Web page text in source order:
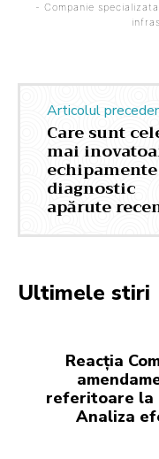
- Companie
Articolul
Care sunt
mai
diagnostic
apărute
Ultimele stiri
Reacția
referitoare la
Analiza